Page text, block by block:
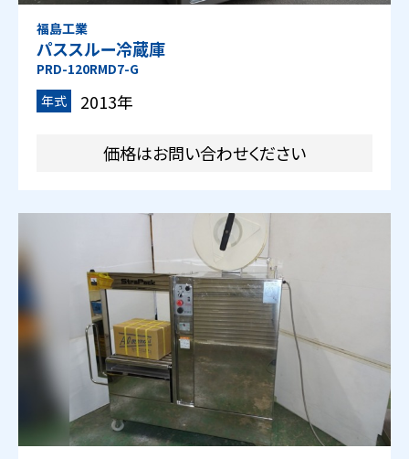
福島工業
パススルー冷蔵庫
PRD-120RMD7-G
年式
2013年
価格はお問い合わせください